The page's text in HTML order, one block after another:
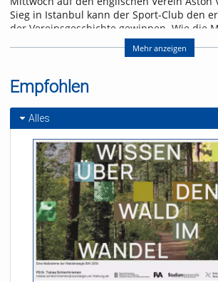
Sieg in Istanbul kann der Sport-Club den
der Vereinsgeschichte gewinnen. Wie die
Spiel blickt und was für ein Gegner auf sie
ihr in der neuen Folge „Seitenwechsel“.
Referent/in:
Andreas Nagel
Mehr anzeigen
Empfohlen
Alles